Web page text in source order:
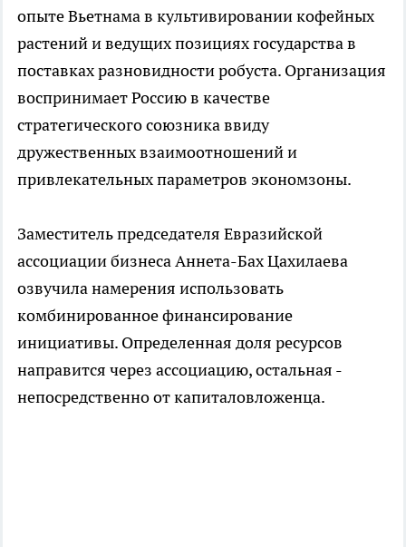
опыте Вьетнама в культивировании кофейных
растений и ведущих позициях государства в
поставках разновидности робуста. Организация
воспринимает Россию в качестве
стратегического союзника ввиду
дружественных взаимоотношений и
привлекательных параметров экономзоны.
Заместитель председателя Евразийской
ассоциации бизнеса Аннета-Бах Цахилаева
озвучила намерения использовать
комбинированное финансирование
инициативы. Определенная доля ресурсов
направится через ассоциацию, остальная -
непосредственно от капиталовложенца.